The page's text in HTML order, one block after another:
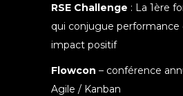
RSE Challenge : La 1ère
qui conjugue
impact positif
Flowcon – conférence
Agile / Kanban